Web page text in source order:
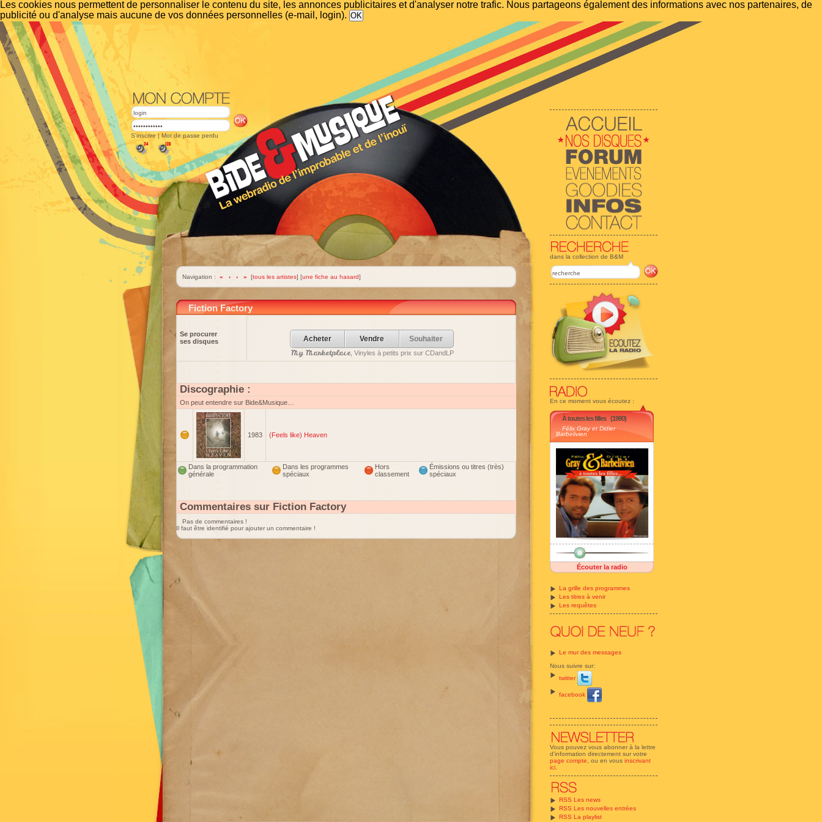
Les cookies nous permettent de personnaliser le contenu du site, les annonces publicitaires et d'analyser notre trafic. Nous partageons également des informations avec nos partenaires, de
publicité ou d'analyse mais aucune de vos données personnelles (e-mail, login).
dans la collection de B&M
En ce moment vous écoutez :
À toutes les filles (1990)
Félix Gray et Didier
Barbelivien
Écouter la radio
La grille des programmes
Les titres à venir
Les requêtes
Le mur des messages
Nous suivre sur:
twitter
facebook
Vous pouvez vous abonner à la lettre
d'information directement sur votre
page compte , ou en vous inscrivant
ici
RSS Les news
RSS Les nouvelles entrées
RSS La playlist
S'inscrire | Mot de passe perdu
Navigation : « ‹ › » [tous les artistes] [une fiche au hasard]
Fiction Factory
Se procurer
ses disques
Acheter Vendre Souhaiter
My Marketplace, Vinyles à petits prix sur CDandLP
Discographie :
On peut entendre sur Bide&Musique…
1983 (Feels like) Heaven
Dans la programmation
générale
Dans les programmes
spéciaux
Hors
classement
Émissions ou titres (très)
spéciaux
Commentaires sur Fiction Factory
Pas de commentaires !
Il faut être identifié pour ajouter un commentaire !